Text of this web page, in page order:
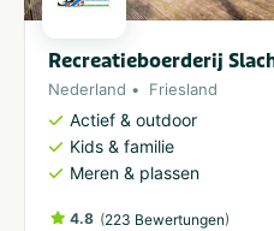
Recreatieboerderij
Nederland Friesland
Actief & outdoor
Kids & familie
Meren & plassen
4.8 (223 Bewertungen)